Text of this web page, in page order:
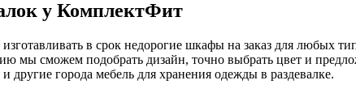
у КомплектФит
в срок недорогие шкафы на заказ для любых
сможем подобрать дизайн, точно выбрать цвет и
города мебель для хранения одежды в раздевалке.